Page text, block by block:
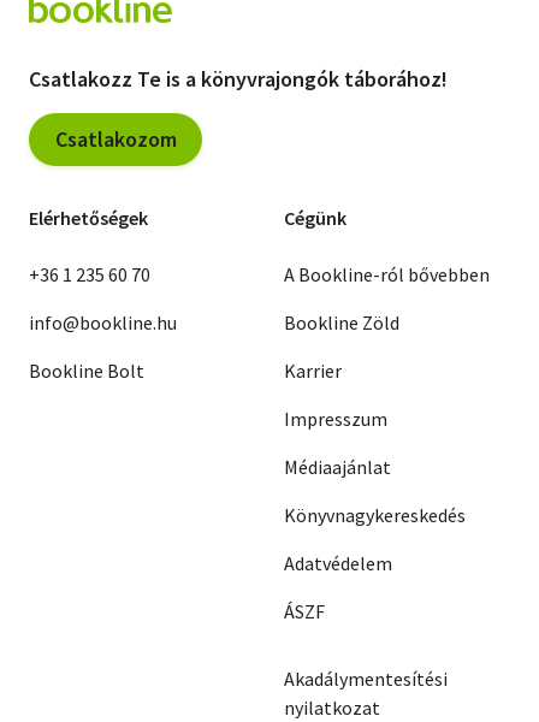
Csatlakozz Te is a könyvrajongók táborához!
Csatlakozom
Elérhetőségek
+36 1 235 60 70
info@bookline.hu
Bookline Bolt
Cégünk
A Bookline-ról bővebben
Bookline Zöld
Karrier
Impresszum
Médiaajánlat
Könyvnagykereskedés
Adatvédelem
ÁSZF
Akadálymentesítési
nyilatkozat